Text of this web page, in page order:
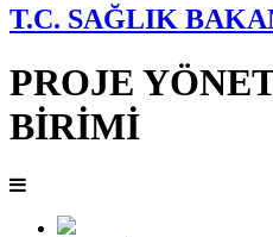
T.C. SAĞLIK
PROJE
BİRİMİ